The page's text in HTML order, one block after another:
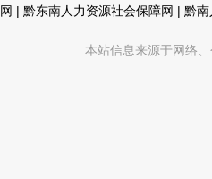
网 | 黔东南人力资源社会保障网 | 黔南
本站信息来源于网络